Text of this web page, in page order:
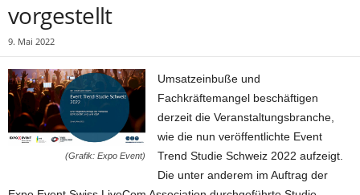
vorgestellt
9. Mai 2022
(Grafik: Expo Event)
Umsatzeinbuße und
Fachkräftemangel beschäftigen
derzeit die Veranstaltungsbranche,
wie die nun veröffentlichte Event
Trend Studie Schweiz 2022 aufzeigt.
Die unter anderem im Auftrag der